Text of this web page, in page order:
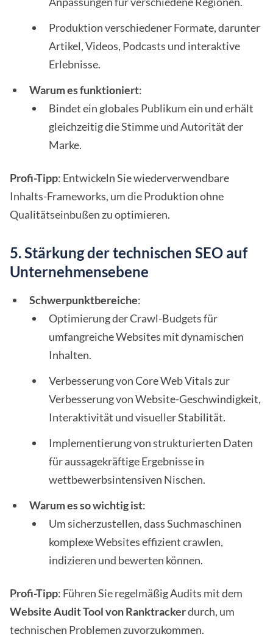
Produktion verschiedener Formate, darunter
Artikel, Videos, Podcasts und interaktive
Erlebnisse.
Warum es funktioniert:
Bindet ein globales Publikum ein und erhält
gleichzeitig die Stimme und Autorität der
Marke.
Profi-Tipp: Entwickeln Sie wiederverwendbare
Inhalts-Frameworks, um die Produktion ohne
Qualitätseinbußen zu optimieren.
5. Stärkung der technischen SEO auf
Unternehmensebene
Schwerpunktbereiche:
Optimierung der Crawl-Budgets für
umfangreiche Websites mit dynamischen
Inhalten.
Verbesserung von Core Web Vitals zur
Verbesserung von Website-Geschwindigkeit,
Interaktivität und visueller Stabilität.
Implementierung von strukturierten Daten
für aussagekräftige Ergebnisse in
wettbewerbsintensiven Nischen.
Warum es so wichtig ist:
Um sicherzustellen, dass Suchmaschinen
komplexe Websites effizient crawlen,
indizieren und bewerten können.
Profi-Tipp: Führen Sie regelmäßig Audits mit dem
Website Audit Tool von Ranktrackerdurch, um
technischen Problemen zuvorzukommen.